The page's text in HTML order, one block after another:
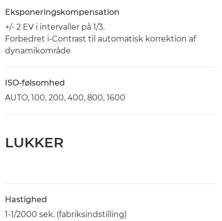
Eksponeringskompensation
+/- 2 EV i intervaller på 1/3.
Forbedret i-Contrast til automatisk korrektion af
dynamikområde
ISO-følsomhed
AUTO, 100, 200, 400, 800, 1600
LUKKER
Hastighed
1-1/2000 sek. (fabriksindstilling)